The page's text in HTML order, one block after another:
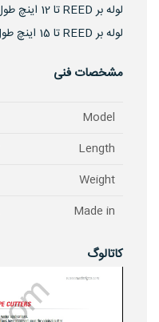
لوله بر REED تا 12 اینچ طول 43 اینچ _ مدل : SC59-12
لوله بر REED تا 15 اینچ طول 43 اینچ _ مدل : SC59-15
مشخصات فنی
Model
Length
Weight
Made in
کاتالوگ